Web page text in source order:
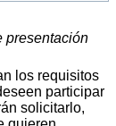
presentación
los requisitos
participar
solicitarlo,